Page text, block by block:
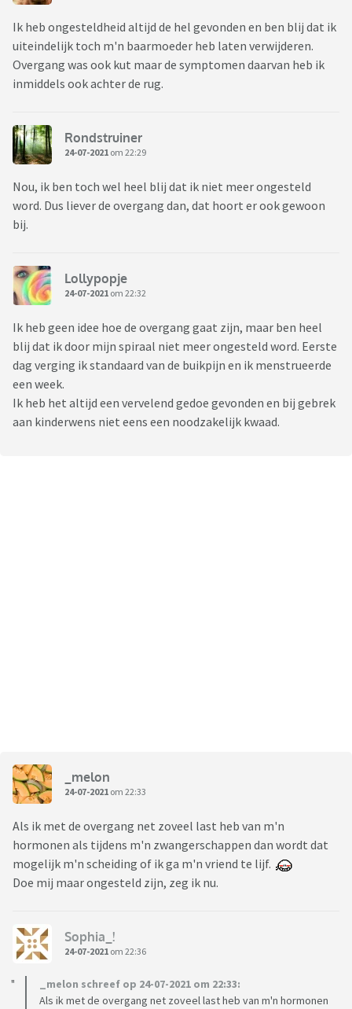
Ik heb ongesteldheid altijd de hel gevonden en ben blij dat ik
uiteindelijk toch m'n baarmoeder heb laten verwijderen.
Overgang was ook kut maar de symptomen daarvan heb ik
inmiddels ook achter de rug.
Rondstruiner
24-07-2021 om 22:29
Nou, ik ben toch wel heel blij dat ik niet meer ongesteld
word. Dus liever de overgang dan, dat hoort er ook gewoon
bij.
Lollypopje
24-07-2021 om 22:32
Ik heb geen idee hoe de overgang gaat zijn, maar ben heel
blij dat ik door mijn spiraal niet meer ongesteld word. Eerste
dag verging ik standaard van de buikpijn en ik menstrueerde
een week.
Ik heb het altijd een vervelend gedoe gevonden en bij gebrek
aan kinderwens niet eens een noodzakelijk kwaad.
_melon
24-07-2021 om 22:33
Als ik met de overgang net zoveel last heb van m'n
hormonen als tijdens m'n zwangerschappen dan wordt dat
mogelijk m'n scheiding of ik ga m'n vriend te lijf.
Doe mij maar ongesteld zijn, zeg ik nu.
Sophia_!
24-07-2021 om 22:36
_melon schreef op 24-07-2021 om 22:33:
Als ik met de overgang net zoveel last heb van m'n hormonen